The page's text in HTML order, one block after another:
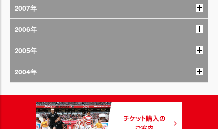
2007年
2006年
2005年
2004年